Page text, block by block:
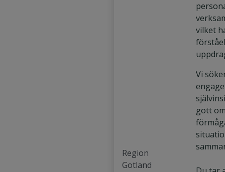
Region
Gotland
vilket
Vi
gott